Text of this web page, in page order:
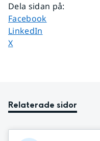
Dela sidan på:
Dela sidan på
Facebook
Dela sidan på
LinkedIn
Dela sidan på
X
Relaterade sidor